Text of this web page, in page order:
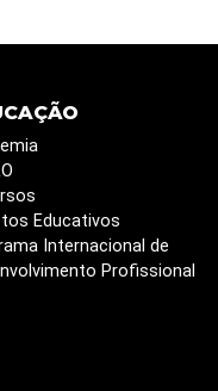
Educativos
Internacional de
Profissional